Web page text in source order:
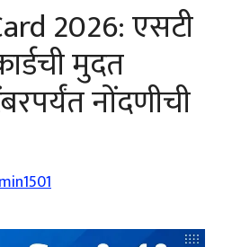
2026: एसटी
मुदत
नोंदणीची